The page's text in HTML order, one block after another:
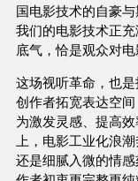
国电影技术的自豪
我们的电影技术正
底气，恰是观众对电
这场视听革命，也
创作者拓宽表达空
为激发灵感、提高
上，电影工业化浪
还是细腻入微的情